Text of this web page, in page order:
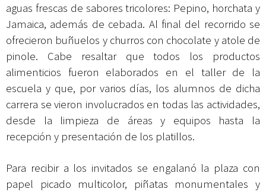
aguas frescas de sabores tricolores: Pepino, horchata y
Jamaica, además de cebada. Al final del recorrido se
ofrecieron buñuelos y churros con chocolate y atole de
pinole. Cabe resaltar que todos los productos
alimenticios fueron elaborados en el taller de la
escuela y que, por varios días, los alumnos de dicha
carrera se vieron involucrados en todas las actividades,
desde la limpieza de áreas y equipos hasta la
recepción y presentación de los platillos.
Para recibir a los invitados se engalanó la plaza con
papel picado multicolor, piñatas monumentales y